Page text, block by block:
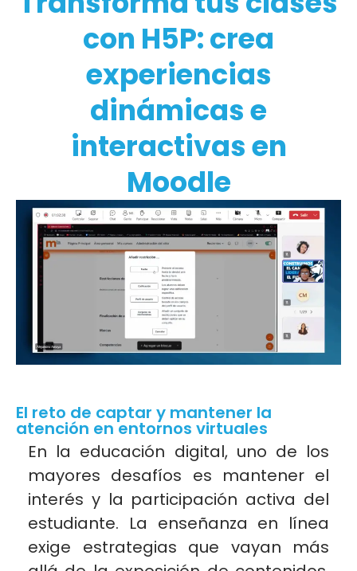
con H5P: crea
experiencias
dinámicas e
interactivas en
Moodle
El reto de captar y mantener la
atención en entornos virtuales
En la educación digital, uno de los
mayores desafíos es mantener el
interés y la participación activa del
estudiante. La enseñanza en línea
exige estrategias que vayan más